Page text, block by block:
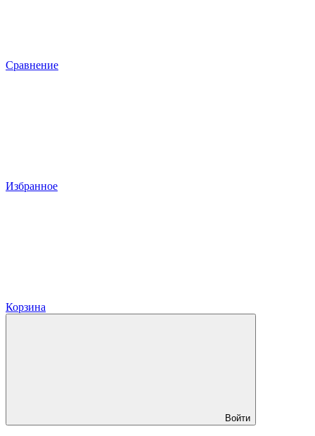
Сравнение
Избранное
Корзина
Войти